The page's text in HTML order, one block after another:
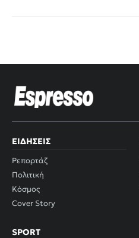
ΕΙΔΉΣΕΙΣ
Ρεπορτάζ
Πολιτική
Κόσμος
Cover Story
SPORT